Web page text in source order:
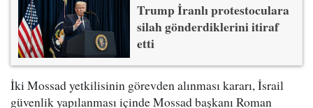
Trump İranlı protestoculara
silah gönderdiklerini itiraf
etti
İki Mossad yetkilisinin görevden alınması kararı, İsrail
güvenlik yapılanması içinde Mossad başkanı Roman